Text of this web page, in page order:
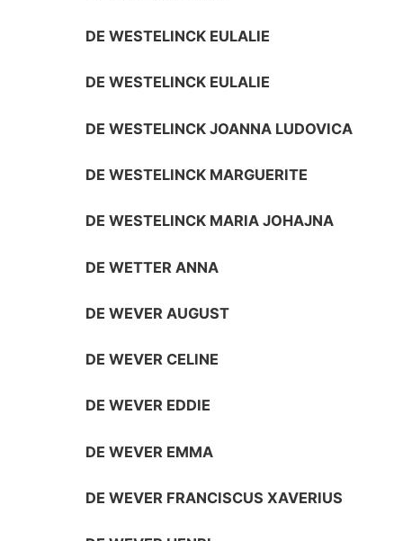
DE WESTELINCK EULALIE
DE WESTELINCK EULALIE
DE WESTELINCK JOANNA LUDOVICA
DE WESTELINCK MARGUERITE
DE WESTELINCK MARIA JOHAJNA
DE WETTER ANNA
DE WEVER AUGUST
DE WEVER CELINE
DE WEVER EDDIE
DE WEVER EMMA
DE WEVER FRANCISCUS XAVERIUS